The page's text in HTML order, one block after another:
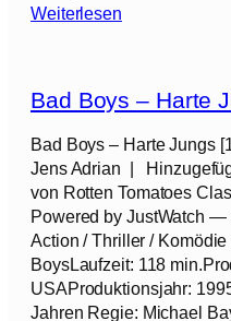
e
2
1
]
Weiterlesen:
k
n
J
a
n
e
[
Bad Boys – Harte
Bad Boys – Harte Jungs
Jens Adrian |
von Rotten Tomatoes
Powered by JustWatch —
Action / Thriller /
BoysLaufzeit: 118
USAProduktionsjahr:
Jahren Regie: Michael